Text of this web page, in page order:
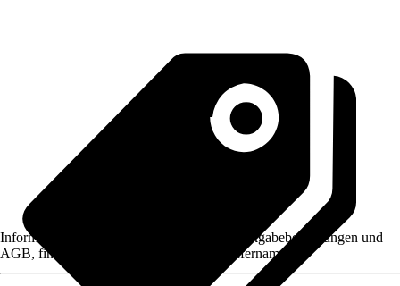
Informationen des Verkäufers, wie z. B. Rückgabebedingungen und
AGB, finden Sie bei Klick auf den Verkäufernamen.